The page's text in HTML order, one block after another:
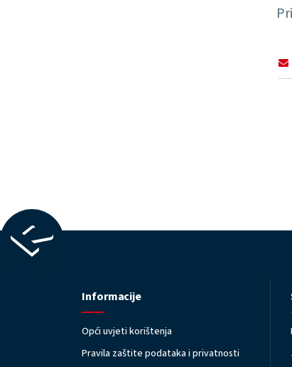
Informacije
Opći uvjeti korištenja
Pravila zaštite podataka i privatnosti